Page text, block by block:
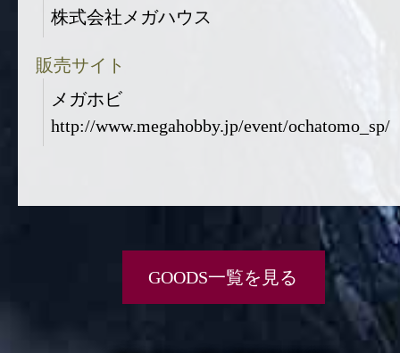
株式会社メガハウス
販売サイト
メガホビ
http://www.megahobby.jp/event/ochatomo_sp/
GOODS一覧を見る